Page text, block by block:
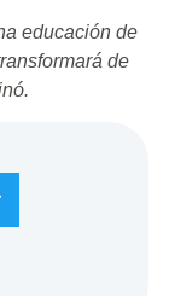
educación de
de